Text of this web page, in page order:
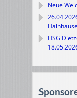
Neue
HSG